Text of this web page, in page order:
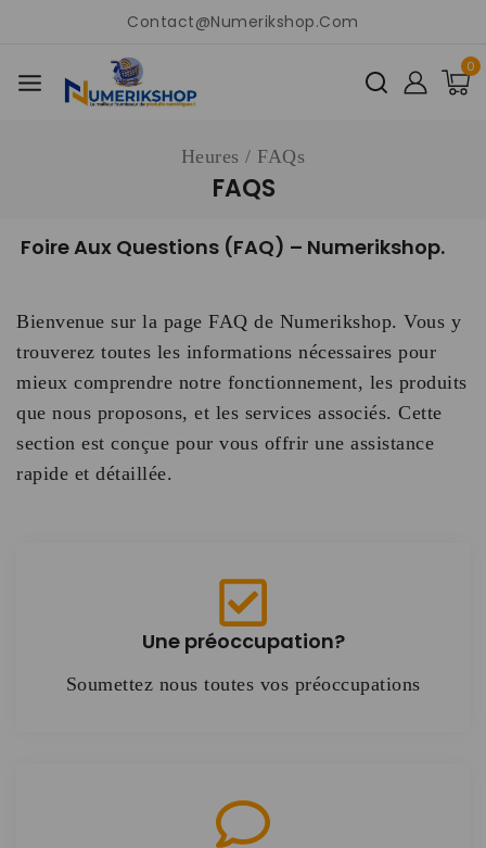
Contact@numerikshop.com
0
Heures / FAQs
FAQS
Foire Aux Questions (FAQ) – Numerikshop.
Bienvenue sur la page FAQ de Numerikshop. Vous y
trouverez toutes les informations nécessaires pour
mieux comprendre notre fonctionnement, les produits
que nous proposons, et les services associés. Cette
section est conçue pour vous offrir une assistance
rapide et détaillée.
Une préoccupation?
Soumettez nous toutes vos préoccupations